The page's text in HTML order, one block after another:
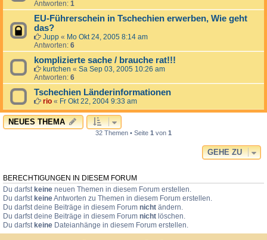
Antworten: 1
EU-Führerschein in Tschechien erwerben, Wie geht
das?
Jupp « Mo Okt 24, 2005 8:14 am
Antworten: 6
komplizierte sache / brauche rat!!!
kurtchen « Sa Sep 03, 2005 10:26 am
Antworten: 6
Tschechien Länderinformationen
rio « Fr Okt 22, 2004 9:33 am
NEUES THEMA
32 Themen • Seite 1 von 1
GEHE ZU
BERECHTIGUNGEN IN DIESEM FORUM
Du darfst keine neuen Themen in diesem Forum erstellen.
Du darfst keineAntworten zu Themen in diesem Forum erstellen.
Du darfst deine Beiträge in diesem Forum nicht ändern.
Du darfst deine Beiträge in diesem Forum nicht löschen.
Du darfst keine Dateianhänge in diesem Forum erstellen.